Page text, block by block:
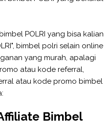
POLRI yang bisa kalian
bimbel polri selain online
yang murah, apalagi
atau kode referral,
atau kode promo bimbel
Bimbel